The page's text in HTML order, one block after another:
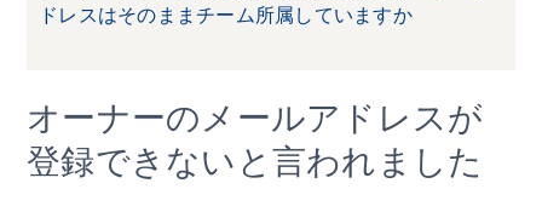
ドレスはそのままチーム所属していますか
オーナーのメールアドレスが
登録できないと言われました